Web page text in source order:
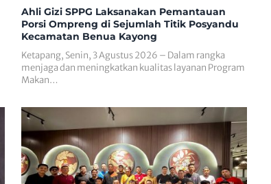
Ahli Gizi SPPG Laksanakan Pemantauan
Porsi Ompreng di Sejumlah Titik Posyandu
Kecamatan Benua Kayong
Ketapang, Senin, 3 Agustus 2026 – Dalam rangka
menjaga dan meningkatkan kualitas layanan Program
Makan…